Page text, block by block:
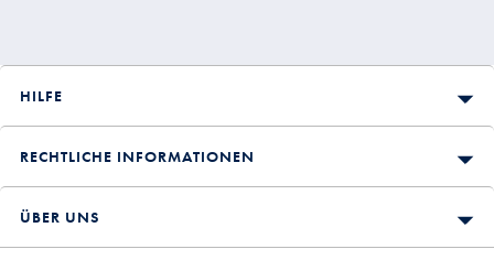
HILFE
RECHTLICHE INFORMATIONEN
ÜBER UNS